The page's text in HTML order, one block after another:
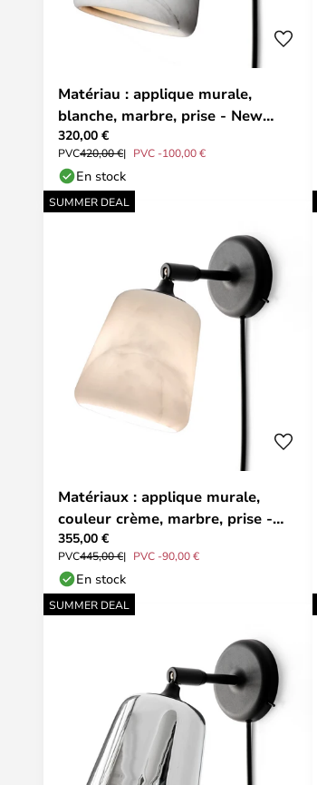
Matériau : applique murale,
blanche, marbre, prise - New
Works
320,00 €
PVC420,00 € PVC -100,00 €
En stock
SUMMER DEAL
Matériaux : applique murale,
couleur crème, marbre, prise -
New Works
355,00 €
PVC445,00 € PVC -90,00 €
En stock
SUMMER DEAL